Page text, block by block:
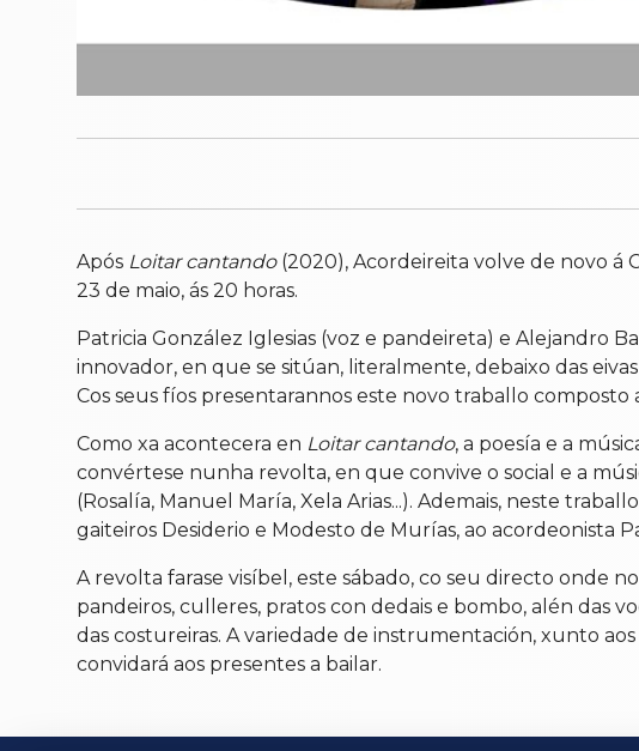
Após Loitar cantando(2020), Acordeireita volve de novo á
23 de maio, ás 20 horas.
Patricia González Iglesias (voz e pandeireta) e Alejandro
innovador, en que se sitúan, literalmente, debaixo das
Cos seus fíos presentarannos este novo traballo composto
Como xa acontecera en Loitar cantando, a poesía e a
convértese nunha revolta, en que convive o social e a
(Rosalía, Manuel María, Xela Arias...). Ademais, neste
gaiteiros Desiderio e Modesto de Murías, ao acordeonista
A revolta farase visíbel, este sábado, co seu directo onde
pandeiros, culleres, pratos con dedais e bombo, alén das
das costureiras. A variedade de instrumentación, xunto
convidará aos presentes a bailar.